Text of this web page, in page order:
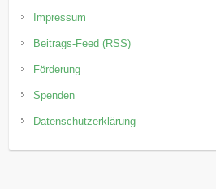
Impressum
Beitrags-Feed (RSS)
Förderung
Spenden
Datenschutzerklärung